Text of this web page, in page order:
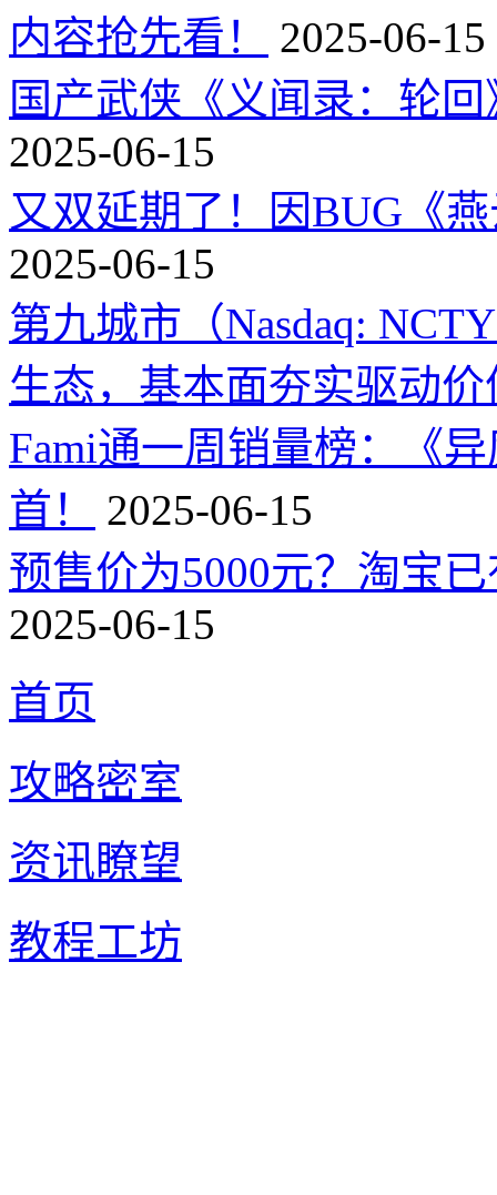
内容抢先看！
2025-06-15
国产武侠《义闻录：轮
2025-06-15
又双延期了！因BUG《
2025-06-15
第九城市（Nasdaq:
生态，基本面夯实驱动价
Fami通一周销量榜：《
首！
2025-06-15
预售价为5000元？淘宝
2025-06-15
首页
攻略密室
资讯瞭望
教程工坊